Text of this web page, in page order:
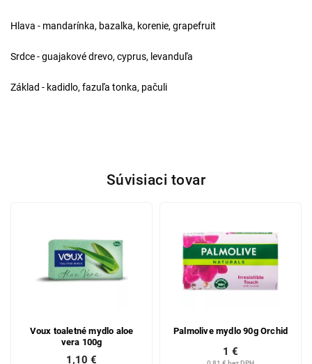
Súvisiaci tovar
Voux toaletné mydlo aloe
vera 100g
1,10 €
Palmolive mydlo 90g Orchid
1 €
Hlava - mandarínka, bazalka, korenie, grapefruit
Srdce - guajakové drevo, cyprus, levanduľa
Základ - kadidlo, fazuľa tonka, pačuli